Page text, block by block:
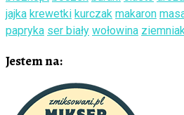
jajka krewetki kurczak makaron
papryka ser biały wołowina
Jestem na: